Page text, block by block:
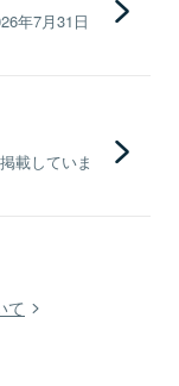
年7月31日
載していま
て